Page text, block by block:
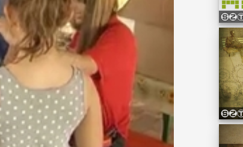
lovaglás volt a Virágon.
húztak, hogy ne tűzze a nap a
is, és ültettek fákat,
nem használt helyiséget. A tábor